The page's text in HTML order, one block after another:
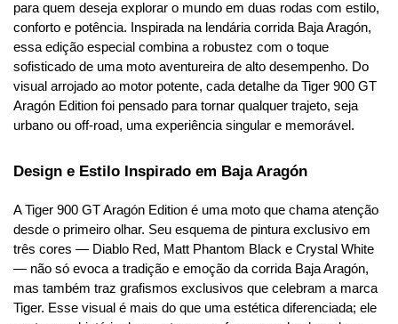
para quem deseja explorar o mundo em duas rodas com estilo,
conforto e potência. Inspirada na lendária corrida Baja Aragón,
essa edição especial combina a robustez com o toque
sofisticado de uma moto aventureira de alto desempenho. Do
visual arrojado ao motor potente, cada detalhe da Tiger 900 GT
Aragón Edition foi pensado para tornar qualquer trajeto, seja
urbano ou off-road, uma experiência singular e memorável.
Design e Estilo Inspirado em Baja Aragón
A Tiger 900 GT Aragón Edition é uma moto que chama atenção
desde o primeiro olhar. Seu esquema de pintura exclusivo em
três cores — Diablo Red, Matt Phantom Black e Crystal White
— não só evoca a tradição e emoção da corrida Baja Aragón,
mas também traz grafismos exclusivos que celebram a marca
Tiger. Esse visual é mais do que uma estética diferenciada; ele